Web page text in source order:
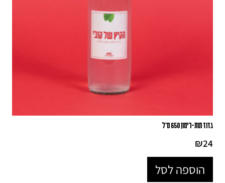
גזוז תות-רימון 650 מ"ל
₪24
הוספה לסל